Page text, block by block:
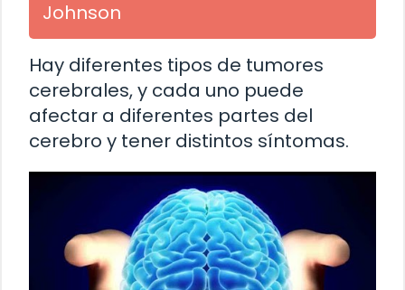
Johnson
Hay diferentes tipos de tumores
cerebrales, y cada uno puede
afectar a diferentes partes del
cerebro y tener distintos síntomas.